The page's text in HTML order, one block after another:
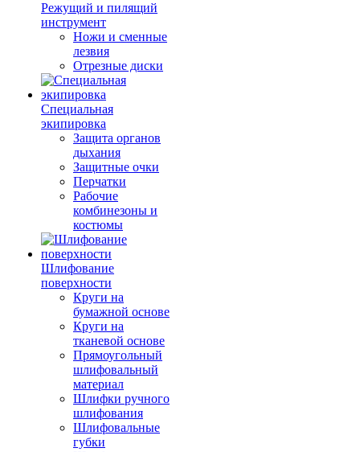
Режущий и пилящий
инструмент
Ножи и сменные
лезвия
Отрезные диски
Специальная
экипировка
Защита органов
дыхания
Защитные очки
Перчатки
Рабочие
комбинезоны и
костюмы
Шлифование
поверхности
Круги на
бумажной основе
Круги на
тканевой основе
Прямоугольный
шлифовальный
материал
Шлифки ручного
шлифования
Шлифовальные
губки